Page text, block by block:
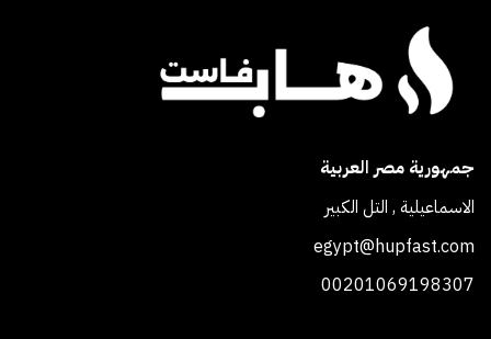
جمهورية مصر العربية
الاسماعيلية , التل الكبير
egypt@hupfast.com
00201069198307